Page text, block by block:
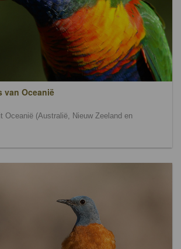
van Oceanië
Oceanië (Australië, Nieuw Zeeland en